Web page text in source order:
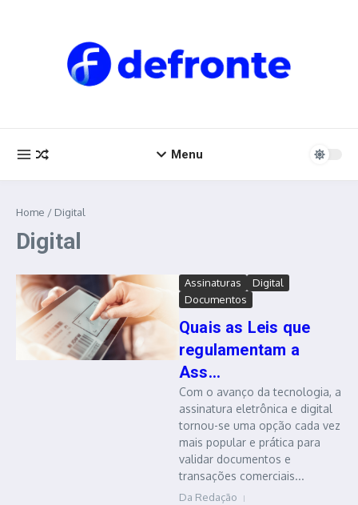
Menu
Home / Digital
Digital
Assinaturas
Digital
Documentos
Quais as Leis que
regulamentam a
Ass...
Com o avanço da tecnologia, a
assinatura eletrônica e digital
tornou-se uma opção cada vez
mais popular e prática para
validar documentos e
transações comerciais...
Da Redação